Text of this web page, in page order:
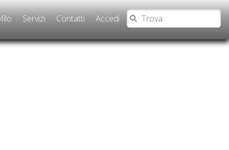
Servizi Contatti Accedi